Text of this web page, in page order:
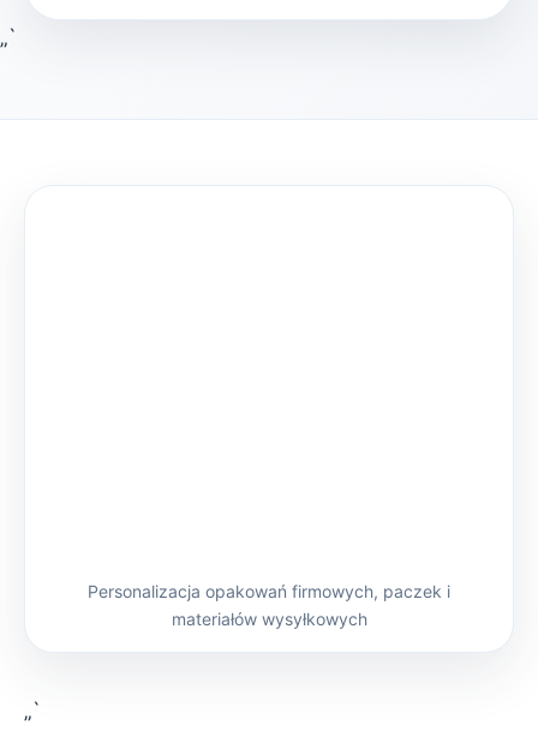
„`
Personalizacja opakowań firmowych, paczek i
materiałów wysyłkowych
„`